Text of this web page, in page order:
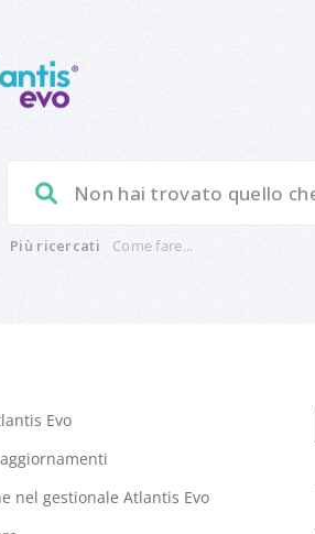
Più ricercati Come fare...
Evo
nel gestionale Atlantis Evo